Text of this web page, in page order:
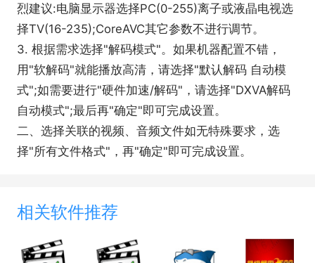
烈建议:电脑显示器选择PC(0-255)离子或液晶电视选
择TV(16-235);CoreAVC其它参数不进行调节。
3. 根据需求选择"解码模式"。如果机器配置不错，
用"软解码"就能播放高清，请选择"默认解码 自动模
式";如需要进行"硬件加速/解码"，请选择"DXVA解码
自动模式";最后再"确定"即可完成设置。
二、选择关联的视频、音频文件如无特殊要求，选
择"所有文件格式"，再"确定"即可完成设置。
相关软件推荐